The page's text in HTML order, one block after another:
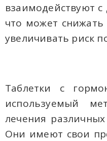
взаимодействуют
что может
увеличивать риск
Таблетки с
используемый
лечения
Они имеют свои